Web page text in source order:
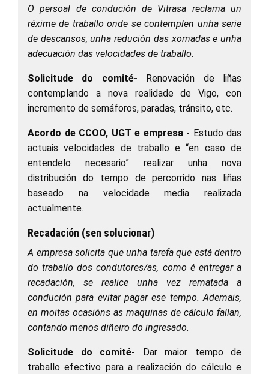
O persoal de condución de Vitrasa reclama un
réxime de traballo onde se contemplen unha serie
de descansos, unha redución das xornadas e unha
adecuación das velocidades de traballo.
Solicitude do comité- Renovación de liñas
contemplando a nova realidade de Vigo, con
incremento de semáforos, paradas, tránsito, etc.
Acordo de CCOO, UGT e empresa - Estudo das
actuais velocidades de traballo e “en caso de
entendelo necesario” realizar unha nova
distribución do tempo de percorrido nas liñas
baseado na velocidade media realizada
actualmente.
Recadación (sen solucionar)
A empresa solicita que unha tarefa que está dentro
do traballo dos condutores/as, como é entregar a
recadación, se realice unha vez rematada a
condución para evitar pagar ese tempo. Ademais,
en moitas ocasións as maquinas de cálculo fallan,
contando menos diñeiro do ingresado.
Solicitude do comité- Dar maior tempo de
traballo efectivo para a realización do cálculo e